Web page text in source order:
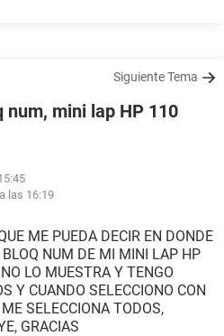
Siguiente Tema
num, mini lap HP 110
las 16:19
ME PUEDA DECIR EN DONDE
NUM DE MI MINI LAP HP
LO MUESTRA Y TENGO
Y CUANDO SELECCIONO CON
SELECCIONA TODOS,
GRACIAS